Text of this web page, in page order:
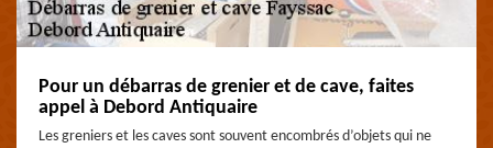
Pour un débarras de grenier et de cave, faites
appel à Debord Antiquaire
Les greniers et les caves sont souvent encombrés d’objets qui ne